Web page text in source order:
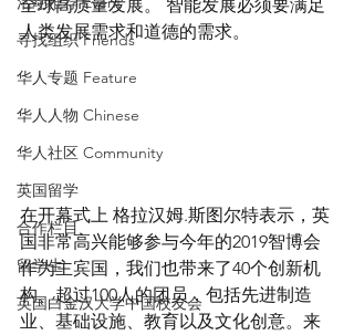
寻找组织 Friends
华人专题 Feature
华人人物 Chinese
华人社区 Community
英国留学
合作栏目
留学生
英国白金汉大学中国校友会
全球高质量发展。 智能发展必须要满足
人类发展需求和道德的需求。
在开幕式上 格拉汉姆.斯图尔特表示，英
国非常高兴能够参与今年的2019智博会
作为主宾国，我们也带来了40个创新机
构、超过100人的团员，包括先进制造
业、基础设施、教育以及文化创意。来